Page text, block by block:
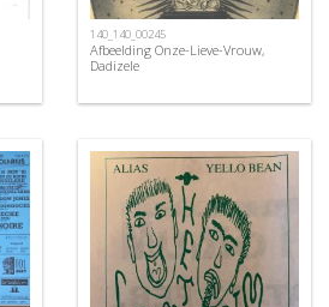
140_140_00245
Afbeelding Onze-Lieve-Vrouw,
Dadizele